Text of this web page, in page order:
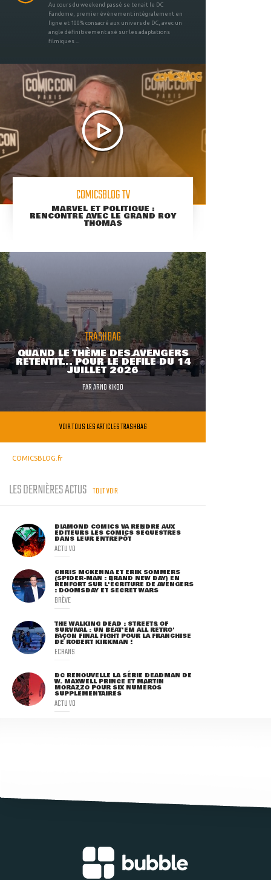
Au cours du weekend passé se tenait le DC
Fandome, premier évènement intégralement en
ligne et 100% consacré aux univers de DC, avec un
angle définitivement axé sur les adaptations
filmiques ...
COMICSBLOG TV
MARVEL ET POLITIQUE :
RENCONTRE AVEC LE GRAND ROY
THOMAS
TRASHBAG
QUAND LE THÈME DES AVENGERS
RETENTIT... POUR LE DÉFILÉ DU 14
JUILLET 2026
PARARNO KIKOO
VOIR TOUS LES ARTICLES TRASHBAG
COMICSBLOG.fr
LES DERNIÈRES ACTUS TOUT VOIR
DIAMOND COMICS VA RENDRE AUX
ÉDITEURS LES COMICS SÉQUESTRÉS
DANS LEUR ENTREPÔT
ACTU VO
CHRIS MCKENNA ET ERIK SOMMERS
(SPIDER-MAN : BRAND NEW DAY) EN
RENFORT SUR L'ÉCRITURE DE AVENGERS
: DOOMSDAY ET SECRET WARS
BRÈVE
THE WALKING DEAD : STREETS OF
SURVIVAL : UN BEAT'EM ALL RÉTRO'
FAÇON FINAL FIGHT POUR LA FRANCHISE
DE ROBERT KIRKMAN !
ECRANS
DC RENOUVELLE LA SÉRIE DEADMAN DE
W. MAXWELL PRINCE ET MARTIN
MORAZZO POUR SIX NUMÉROS
SUPPLÉMENTAIRES
ACTU VO